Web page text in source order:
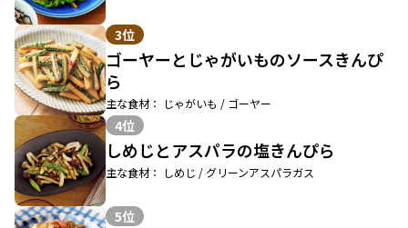
3位
ゴーヤーとじゃがいものソースきんぴ
ら
主な食材： じゃがいも / ゴーヤー
4位
しめじとアスパラの塩きんぴら
主な食材： しめじ / グリーンアスパラガス
5位